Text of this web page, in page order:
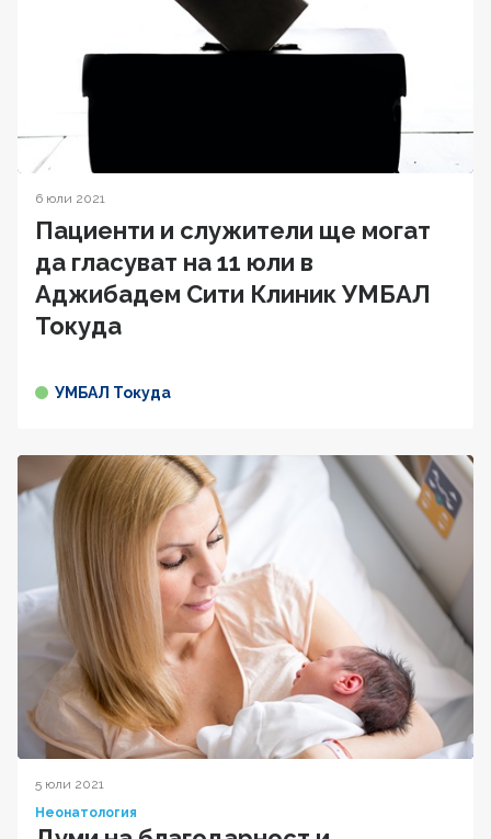
6 юли 2021
Пациенти и служители ще могат
да гласуват на 11 юли в
Аджибадем Сити Клиник УМБАЛ
Токуда
УМБАЛ Токуда
5 юли 2021
Неонатология